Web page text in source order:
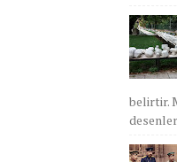
belirtir.